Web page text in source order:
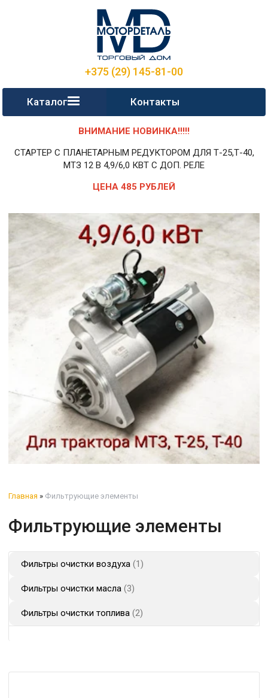
+375 (29) 145-81-00
Каталог Контакты
ВНИМАНИЕ НОВИНКА!!!!!
СТАРТЕР С ПЛАНЕТАРНЫМ РЕДУКТОРОМ ДЛЯ Т-25,Т-40,
МТЗ 12 В 4,9/6,0 КВТ С ДОП. РЕЛЕ
ЦЕНА 485 РУБЛЕЙ
Главная » Фильтрующие элементы
Фильтрующие элементы
Фильтры очистки воздуха 1
Фильтры очистки масла 3
Фильтры очистки топлива 2